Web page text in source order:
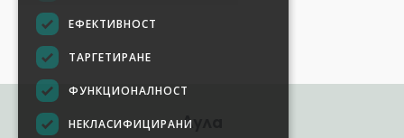
Аула
ЕФЕКТИВНОСТ
ТАРГЕТИРАНЕ
ФУНКЦИОНАЛНОСТ
НЕКЛАСИФИЦИРАНИ